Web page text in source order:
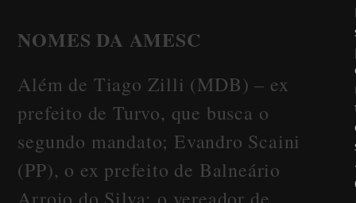
NOMES DA AMESC
Além de Tiago Zilli (MDB) – ex
prefeito de Turvo, que busca o
segundo mandato; Evandro Scaini
(PP), o ex prefeito de Balneário